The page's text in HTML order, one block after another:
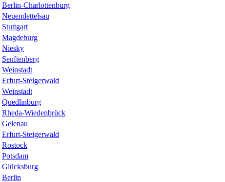
Berlin-Charlottenburg
Neuendettelsau
Stuttgart
Magdeburg
Niesky
Senftenberg
Weinstadt
Erfurt-Steigerwald
Weinstadt
Quedlinburg
Rheda-Wiedenbrück
Gelenau
Erfurt-Steigerwald
Rostock
Potsdam
Glücksburg
Berlin